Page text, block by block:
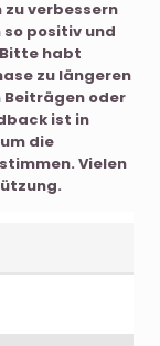
verbessern
so positiv und
habt
zu längeren
oder
ist in
die
Vielen